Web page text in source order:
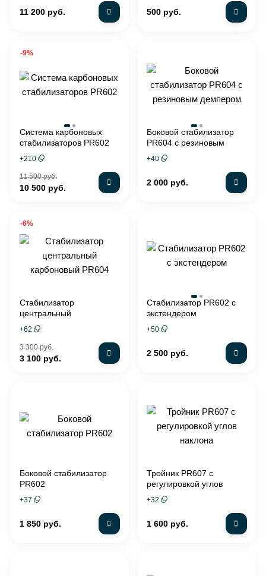
11 200 руб. 500 руб.
-9%
Система карбоновых
стабилизаторов PR602
+210
11 500 руб.
10 500 руб.
Боковой стабилизатор
PR604 с резиновым
демпером
+40
2 000 руб.
-6%
Стабилизатор
центральный
карбоновый PR604
+62
3 300 руб.
3 100 руб.
Стабилизатор PR602 с
экстендером
+50
2 500 руб.
Боковой стабилизатор
PR602
+37
1 850 руб.
Тройник PR607 с
регулировкой углов
наклона
+32
1 600 руб.